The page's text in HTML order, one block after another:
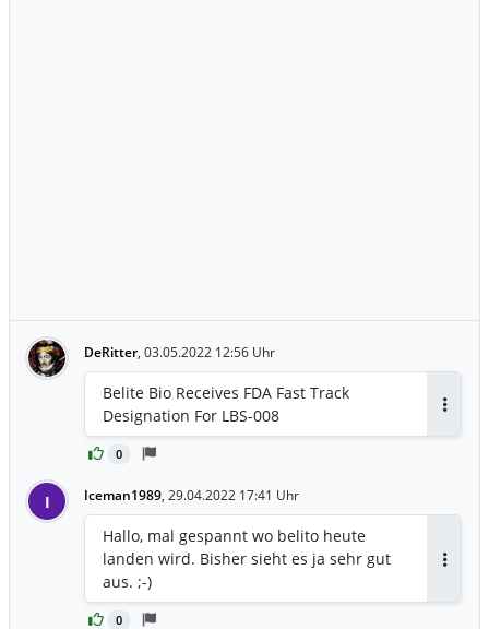
DeRitter, 03.05.2022 12:56 Uhr
0
Belite Bio Receives FDA Fast Track
Designation For LBS-008
I Iceman1989, 29.04.2022 17:41 Uhr
0
Hallo, mal gespannt wo belito heute
landen wird. Bisher sieht es ja sehr gut
aus. ;-)